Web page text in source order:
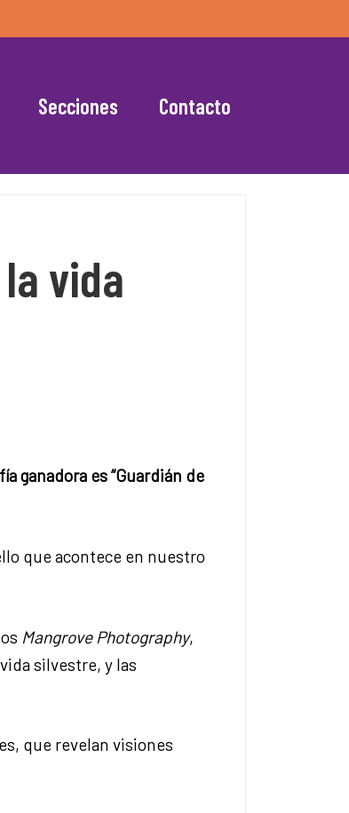
Secciones Contacto
vida
ganadora es “Guardián de
que acontece en nuestro
Mangrove Photography,
silvestre, y las
que revelan visiones